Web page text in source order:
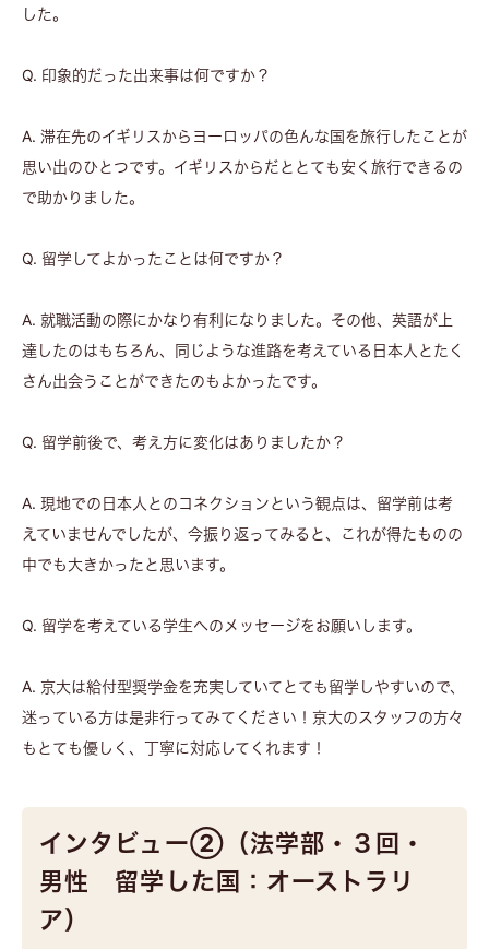
した。
Q. 印象的だった出来事は何ですか？
A. 滞在先のイギリスからヨーロッパの色んな国を旅行したことが
思い出のひとつです。イギリスからだととても安く旅行できるの
で助かりました。
Q. 留学してよかったことは何ですか？
A. 就職活動の際にかなり有利になりました。その他、英語が上
達したのはもちろん、同じような進路を考えている日本人とたく
さん出会うことができたのもよかったです。
Q. 留学前後で、考え方に変化はありましたか？
A. 現地での日本人とのコネクションという観点は、留学前は考
えていませんでしたが、今振り返ってみると、これが得たものの
中でも大きかったと思います。
Q. 留学を考えている学生へのメッセージをお願いします。
A. 京大は給付型奨学金を充実していてとても留学しやすいので、
迷っている方は是非行ってみてください！京大のスタッフの方々
もとても優しく、丁寧に対応してくれます！
インタビュー②（法学部・３回・
男性 留学した国：オーストラリ
ア）